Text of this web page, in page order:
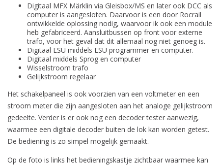
Digitaal MFX Märklin via Gleisbox/MS en later ook DCC als
computer is aangesloten. Daarvoor is een door Rocrail
ontwikkelde oplossing nodig, waarvoor ik ook een module
heb gefabriceerd. Aansluitbussen op front voor externe
trafo, voor het geval dat dit allemaal nog niet genoeg is.
Digitaal ESU middels ESU programmer en computer.
Digitaal middels Sprog en computer
Wisselstroom trafo
Gelijkstroom regelaar
Het schakelpaneel is ook voorzien van een voltmeter en een
stroom meter die zijn aangesloten aan het analoge gelijkstroom
gedeelte. Verder is er ook nog een decoder tester aanwezig,
waarmee een digitale decoder buiten de lok kan worden getest.
De bediening is zo simpel mogelijk gemaakt.
Op de foto is links het bedieningskastje zichtbaar waarmee kan